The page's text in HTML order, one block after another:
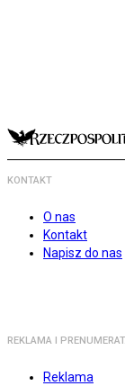
KONTAKT
O nas
Kontakt
Napisz do nas
REKLAMA I
Reklama